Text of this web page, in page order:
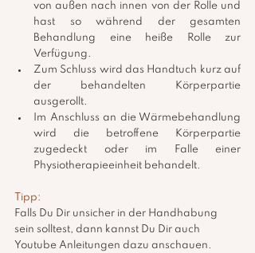
von außen nach innen von der Rolle und
hast so während der gesamten
Behandlung eine heiße Rolle zur
Verfügung.
Zum Schluss wird das Handtuch kurz auf
der behandelten Körperpartie
ausgerollt.
Im Anschluss an die Wärmebehandlung
wird die betroffene Körperpartie
zugedeckt oder im Falle einer
Physiotherapieeinheit behandelt.
Tipp:
Falls Du Dir unsicher in der Handhabung
sein solltest, dann kannst Du Dir auch
Youtube Anleitungen dazu anschauen.